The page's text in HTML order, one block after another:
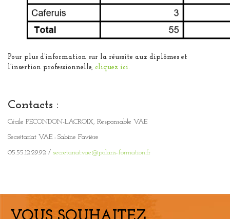
Pour plus d’information sur la réussite aux diplômes et
l’insertion professionnelle, cliquez ici.
Contacts :
Cécile PECONDON-LACROIX, Responsable VAE
Secrétariat VAE : Sabine Favière
05.55.12.29.92 / secretariat.vae@polaris-formation.fr